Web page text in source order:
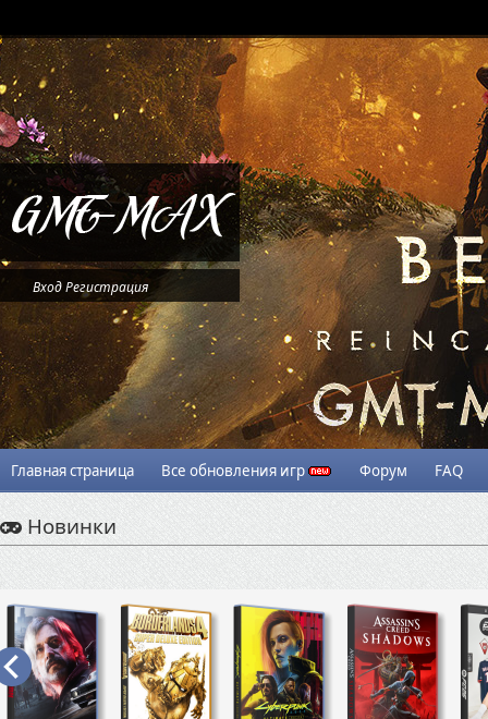
ВходРегистрация
Главная страница Все обновления игр Форум FAQ
Новинки